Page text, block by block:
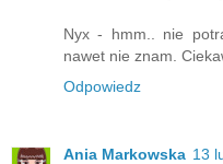
Nyx - hmm.. nie
nawet nie znam.
Odpowiedz
Ania Markowska 13